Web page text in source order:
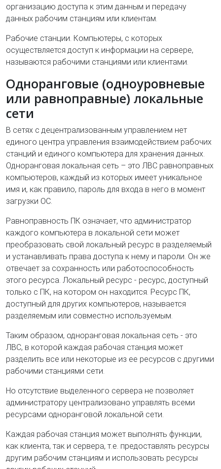
организацию доступа к этим данным и передачу
данных рабочим станциям или клиентам.
Рабочие станции. Компьютеры, с которых
осуществляется доступ к информации на сервере,
называются рабочими станциями или клиентами.
Одноранговые (одноуровневые
или равноправные) локальные
сети
В сетях с децентрализованным управлением нет
единого центра управления взаимодействием рабочих
станций и единого компьютера для хранения данных.
Одноранговая локальная сеть – это ЛВС равноправных
компьютеров, каждый из которых имеет уникальное
имя и, как правило, пароль для входа в него в момент
загрузки ОС.
Равноправность ПК означает, что администратор
каждого компьютера в локальной сети может
преобразовать свой локальный ресурс в разделяемый
и устанавливать права доступа к нему и пароли. Он же
отвечает за сохранность или работоспособность
этого ресурса. Локальный ресурс - ресурс, доступный
только с ПК, на котором он находится. Ресурс ПК,
доступный для других компьютеров, называется
разделяемым или совместно используемым.
Таким образом, одноранговая локальная сеть - это
ЛВС, в которой каждая рабочая станция может
разделить все или некоторые из ее ресурсов с другими
рабочими станциями сети.
Но отсутствие выделенного сервера не позволяет
администратору централизовано управлять всеми
ресурсами одноранговой локальной сети.
Каждая рабочая станция может выполнять функции,
как клиента, так и сервера, т.е. предоставлять ресурсы
другим рабочим станциям и использовать ресурсы